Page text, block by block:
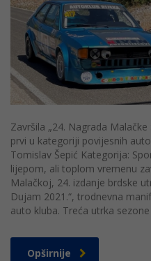
Završila „24. Nagrada
prvi u kategoriji povijesnih
Tomislav Šepić Kategorija:
lijepom, ali toplom vremenu
Malačkoj, 24. izdanje brdske
Dujam 2021.“, trodnevna
auto kluba. Treća utrka sezone
Opširnije